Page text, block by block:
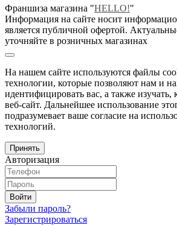
Франшиза магазина "HELLO!"
Информация на сайте носит
является публичной офертой.
уточняйте в розничных магазинах
На нашем сайте используются файлы
технологии, которые позволяют нам и
идентифицировать вас, а также изучать,
веб-сайт. Дальнейшее использование
подразумевает ваше согласие на
технологий.
Принять
Авторизация
Войти
Забыли пароль?
Зарегистрироваться